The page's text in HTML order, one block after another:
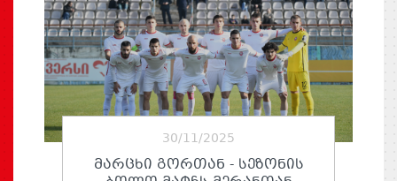
30/11/2025
ᲛᲐᲠᲪᲮᲘ ᲒᲝᲠᲗᲐᲜ - ᲡᲔᲖᲝᲜᲘᲡ